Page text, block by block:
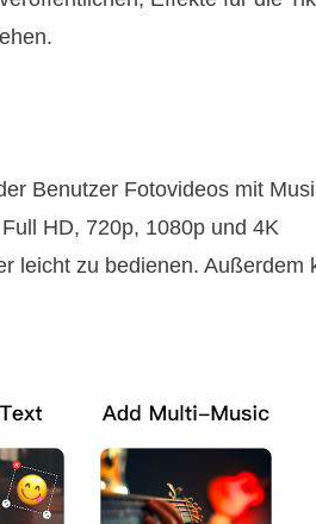
Benutzer Fotovideos mit
HD, 720p, 1080p und 4K
leicht zu bedienen. Außerdem